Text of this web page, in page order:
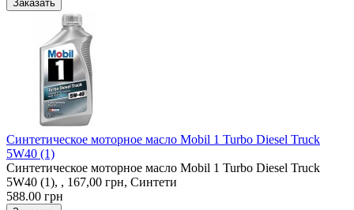
Синтетическое моторное масло Mobil 1 Turbo Diesel Truck
5W40 (1)
Синтетическое моторное масло Mobil 1 Turbo Diesel Truck
5W40 (1), , 167,00 грн, Синтети
588.00 грн